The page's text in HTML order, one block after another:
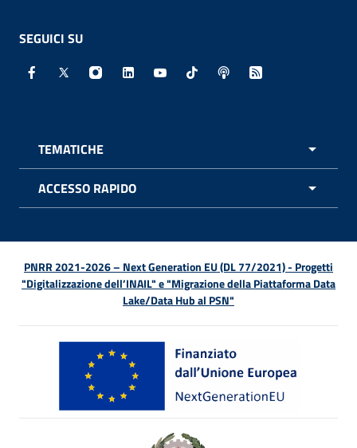
SEGUICI SU
Facebook - Sito esterno - Apertura in nuova finestra
X - Sito esterno - Apertura in nuova finestra
Instagram - Sito esterno - Apertura in
Linkedin - Sito esterno - Apertura in
Youtube - Sito esterno -
TikTok - Sito esterno -
Spreaker - Sito
Feed RSS -
TEMATICHE
ACCESSO RAPIDO
PNRR 2021-2026 – Next Generation EU (DL 77/2021) - Progetti
"Digitalizzazione dell’INAIL" e "Migrazione della Piattaforma Data
Lake/Data Hub al PSN"